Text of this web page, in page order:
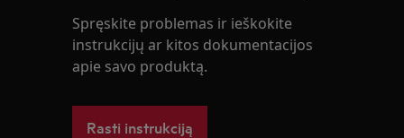
Spręskite problemas ir ieškokite
instrukcijų ar kitos dokumentacijos
apie savo produktą.
Rasti instrukciją